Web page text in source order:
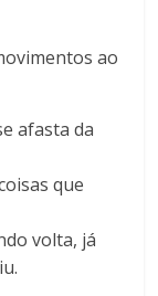
ao
afasta da
que
volta, já